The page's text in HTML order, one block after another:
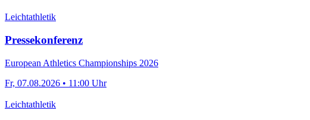
Leichtathletik
Pressekonferenz
European Athletics Championships 2026
Fr, 07.08.2026 • 11:00 Uhr
Leichtathletik